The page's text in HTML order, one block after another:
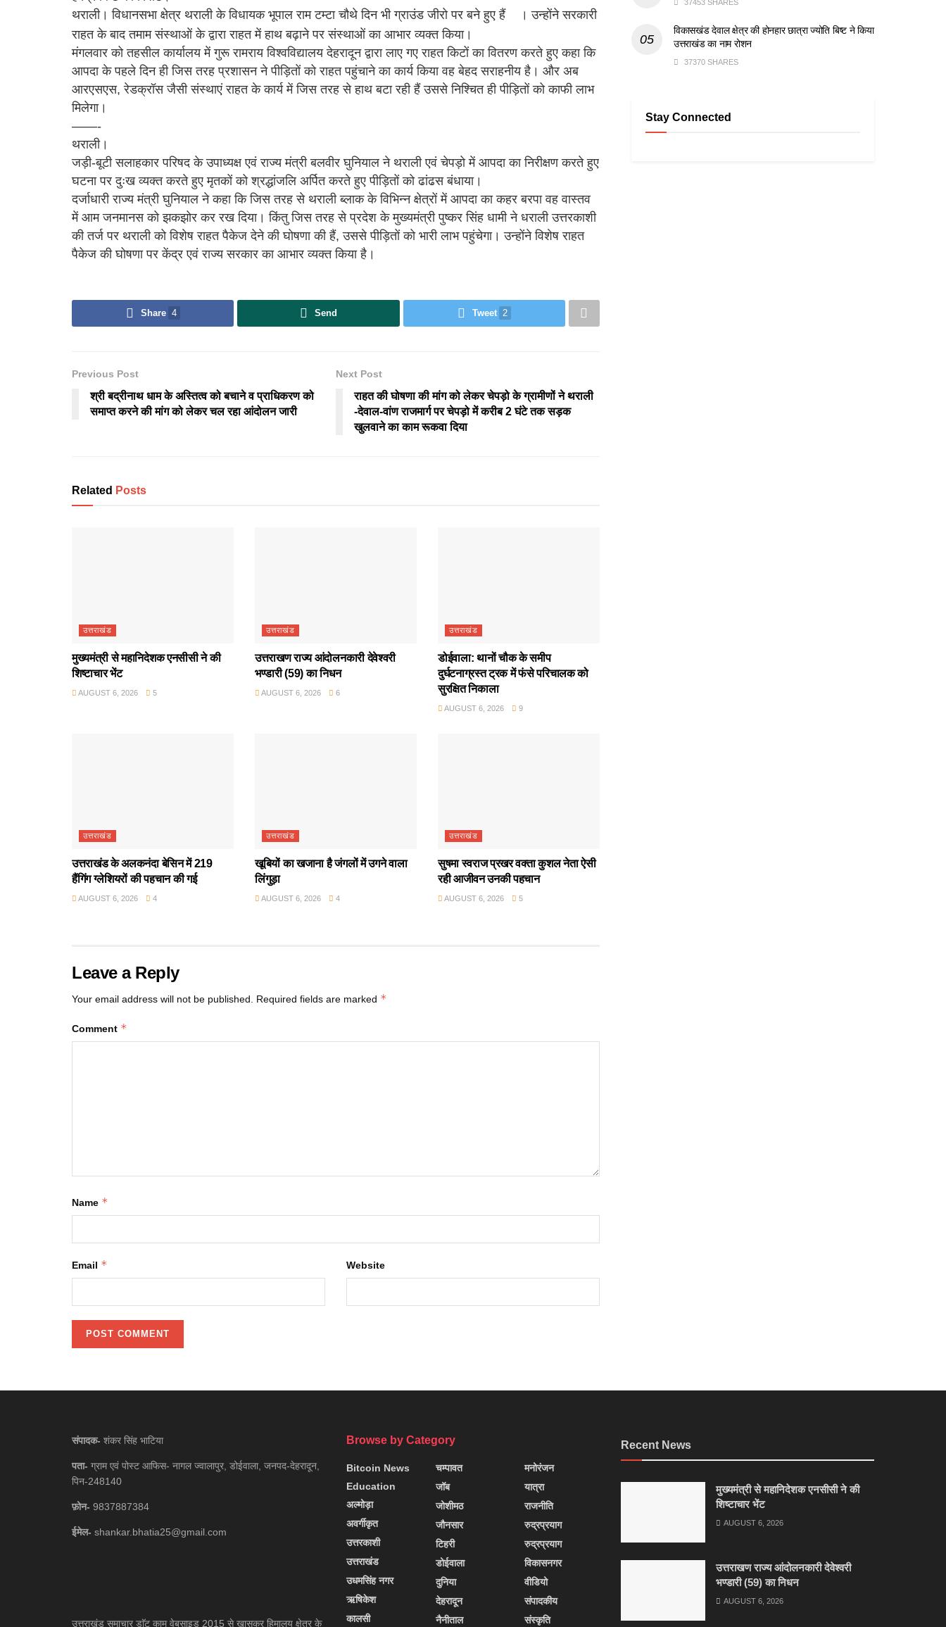
थराली। विधानसभा क्षेत्र थराली के विधायक भूपाल राम टम्टा चौथे दिन भी ग्राउंड जीरो पर बने हुए हैं
। उन्होंने सरकारी
राहत के बाद तमाम संस्थाओं के द्वारा राहत में हाथ बढ़ाने पर संस्थाओं का आभार व्यक्त किया।
मंगलवार को तहसील कार्यालय में गुरू रामराय विश्वविद्यालय देहरादून द्वारा लाए गए राहत किटों का वितरण करते हुए कहा कि
आपदा के पहले दिन ही जिस तरह प्रशासन ने पीड़ितों को राहत पहुंचाने का कार्य किया वह बेहद सराहनीय है। और अब
आरएसएस, रेडक्रॉस जैसी संस्थाएं राहत के कार्य में जिस तरह से हाथ बटा रही हैं उससे निश्चित ही पीड़ितों को काफी लाभ
मिलेगा।
——-
थराली।
जड़ी-बूटी सलाहकार परिषद के उपाध्यक्ष एवं राज्य मंत्री बलवीर घुनियाल ने थराली एवं चेपड़ो में आपदा का निरीक्षण करते हुए
घटना पर दुःख व्यक्त करते हुए मृतकों को श्रद्धांजलि अर्पित करते हुए पीड़ितों को ढांढस बंधाया।
दर्जाधारी राज्य मंत्री घुनियाल ने कहा कि जिस तरह से थराली ब्लाक के विभिन्न क्षेत्रों में आपदा का कहर बरपा वह वास्तव
में आम जनमानस को झकझोर कर रख दिया। किंतु जिस तरह से प्रदेश के मुख्यमंत्री पुष्कर सिंह धामी ने धराली उत्तरकाशी
की तर्ज पर थराली को विशेष राहत पैकेज देने की घोषणा की हैं, उससे पीड़ितों को भारी लाभ पहुंचेगा। उन्होंने विशेष राहत
पैकेज की घोषणा पर केंद्र एवं राज्य सरकार का आभार व्यक्त किया है।
Share 4 Send Tweet 2
Previous Post
श्री बद्रीनाथ धाम के अस्तित्व को बचाने व प्राधिकरण को
समाप्त करने की मांग को लेकर चल रहा आंदोलन जारी
Next Post
राहत की घोषणा की मांग को लेकर चेपड़ो के ग्रामीणों ने थराली
-देवाल-वांण राजमार्ग पर चेपड़ो में करीब 2 घंटे तक सड़क
खुलवाने का काम रूकवा दिया
Related Posts
उत्तराखंड
मुख्यमंत्री से महानिदेशक एनसीसी ने की
शिष्टाचार भेंट
AUGUST 6, 2026 5
उत्तराखंड
उत्तराखण राज्य आंदोलनकारी देवेश्वरी
भण्डारी (59) का निधन
AUGUST 6, 2026 6
उत्तराखंड
डोईवाला: थानों चौक के समीप
दुर्घटनाग्रस्त ट्रक में फंसे परिचालक को
सुरक्षित निकाला
AUGUST 6, 2026 9
उत्तराखंड
उत्तराखंड के अलकनंदा बेसिन में 219
हैंगिंग ग्लेशियरों की पहचान की गई
AUGUST 6, 2026 4
उत्तराखंड
खूबियों का खजाना है जंगलों में उगने वाला
लिंगुड़ा
AUGUST 6, 2026 4
उत्तराखंड
सुषमा स्वराज प्रखर वक्ता कुशल नेता ऐसी
रही आजीवन उनकी पहचान
AUGUST 6, 2026 5
Leave a Reply
Your email address will not be published. Required fields are marked *
Comment *
Name *
Email * Website
37453 SHARES
विकासखंड देवाल क्षेत्र की होनहार छात्रा ज्योति बिष्ट ने किया
उत्तराखंड का नाम रोशन
37370 SHARES
Stay Connected
संपादक- शंकर सिंह भाटिया
पता- ग्राम एवं पोस्ट आफिस- नागल ज्वालापुर, डोईवाला, जनपद-देहरादून,
पिन-248140
फ़ोन- 9837887384
ईमेल- shankar.bhatia25@gmail.com
उत्तराखंड समाचार डाॅट काम वेबसाइड 2015 से खासकर हिमालय क्षेत्र के
Browse by Category
Bitcoin News
Education
अल्मोड़ा
अवर्गीकृत
उत्तरकाशी
उत्तराखंड
उधमसिंह नगर
ऋषिकेश
कालसी
चम्पावत
जॉब
जोशीमठ
जौनसार
टिहरी
डोईवाला
दुनिया
देहरादून
नैनीताल
मनोरंजन
यात्रा
राजनीति
रुद्रप्रयाग
रुद्रप्रयाग
विकासनगर
वीडियो
संपादकीय
संस्कृति
Recent News
मुख्यमंत्री से महानिदेशक एनसीसी ने की
शिष्टाचार भेंट
AUGUST 6, 2026
उत्तराखण राज्य आंदोलनकारी देवेश्वरी
भण्डारी (59) का निधन
AUGUST 6, 2026